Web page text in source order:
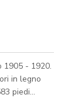
1905 - 1920.
in legno
piedi